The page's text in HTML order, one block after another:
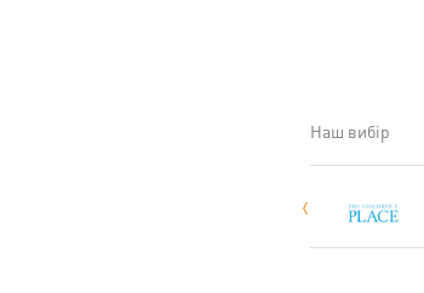
Наш вибір